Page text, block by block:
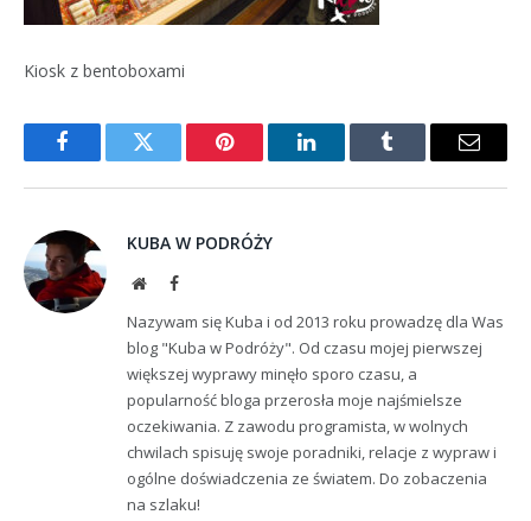
Kiosk z bentoboxami
FacebookTwitter Pinterest LinkedInTumblr Email
KUBA W PODRÓŻY
WebsiteFacebook
Nazywam się Kuba i od 2013 roku prowadzę dla Was
blog "Kuba w Podróży". Od czasu mojej pierwszej
większej wyprawy minęło sporo czasu, a
popularność bloga przerosła moje najśmielsze
oczekiwania. Z zawodu programista, w wolnych
chwilach spisuję swoje poradniki, relacje z wypraw i
ogólne doświadczenia ze światem. Do zobaczenia
na szlaku!